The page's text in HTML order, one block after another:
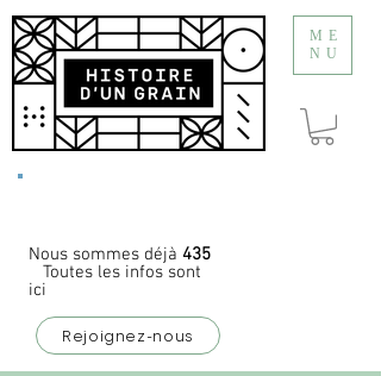
Nous sommes déjà 435
Toutes les infos sont
ici
Rejoignez-nous
ME
NU